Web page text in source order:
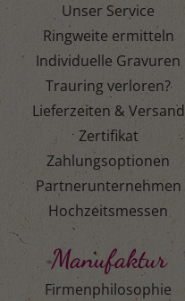
Unser Service
Ringweite ermitteln
Individuelle Gravuren
Trauring verloren?
Lieferzeiten & Versand
Zertifikat
Zahlungsoptionen
Partnerunternehmen
Hochzeitsmessen
Manufaktur
Firmenphilosophie